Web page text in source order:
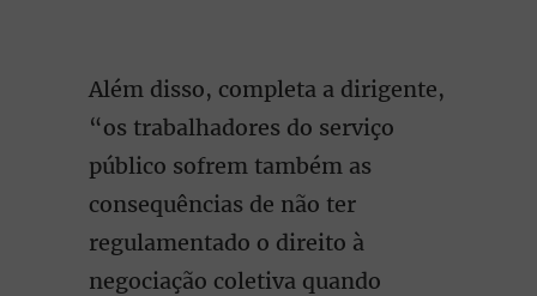
Além disso, completa a dirigente,
“os trabalhadores do serviço
público sofrem também as
consequências de não ter
regulamentado o direito à
negociação coletiva quando